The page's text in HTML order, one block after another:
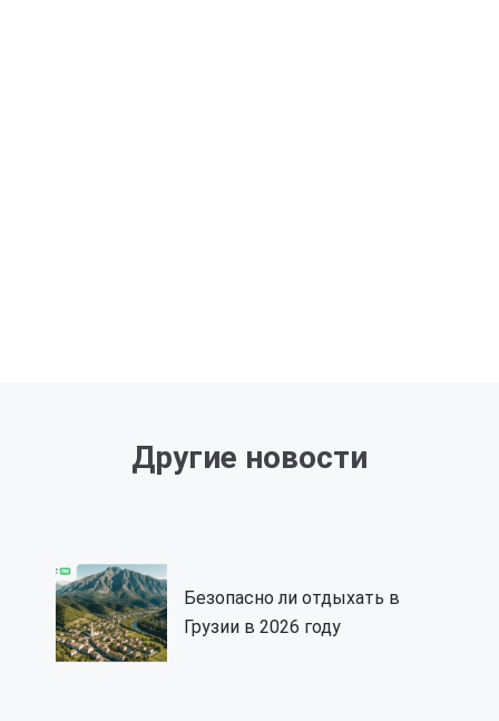
Другие новости
Безопасно ли отдыхать в
Грузии в 2026 году